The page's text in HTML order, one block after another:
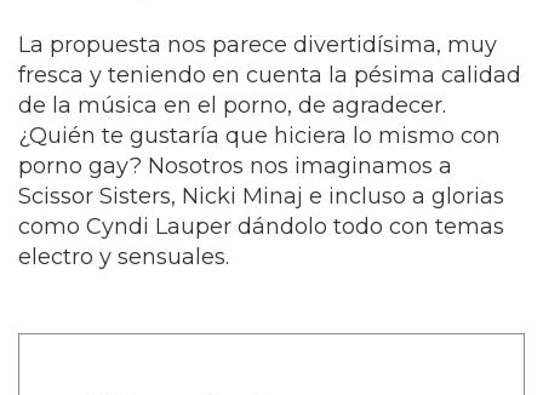
La propuesta nos parece divertidísima, muy
fresca y teniendo en cuenta la pésima calidad
de la música en el porno, de agradecer.
¿Quién te gustaría que hiciera lo mismo con
porno gay? Nosotros nos imaginamos a
Scissor Sisters, Nicki Minaj e incluso a glorias
como Cyndi Lauper dándolo todo con temas
electro y sensuales.